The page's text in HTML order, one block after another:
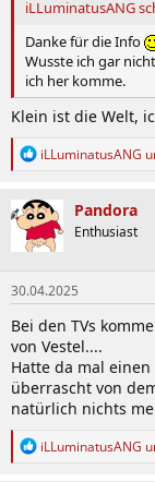
iLLuminatusANG
Danke für die Info
Wusste ich gar
ich her komme.
Klein ist die Welt,
R
k
t
i
n
e
n
:
iLLuminatusANG
Pandora
Enthusiast
30.04.2025
Bei den TVs
von Vestel....
Hatte da mal
überrascht von
natürlich nichts
R
iLLuminatusANG